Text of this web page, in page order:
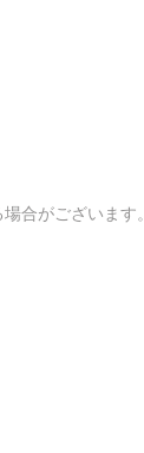
合がございます。